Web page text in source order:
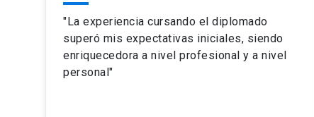
"La experiencia cursando el diplomado
superó mis expectativas iniciales, siendo
enriquecedora a nivel profesional y a nivel
personal"